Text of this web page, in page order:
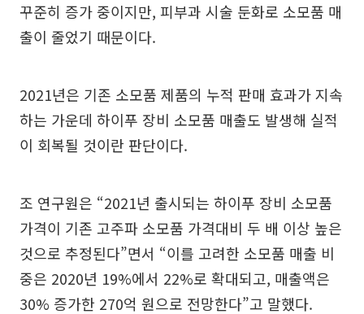
꾸준히 증가 중이지만, 피부과 시술 둔화로 소모품 매
출이 줄었기 때문이다.
2021년은 기존 소모품 제품의 누적 판매 효과가 지속
하는 가운데 하이푸 장비 소모품 매출도 발생해 실적
이 회복될 것이란 판단이다.
조 연구원은 “2021년 출시되는 하이푸 장비 소모품
가격이 기존 고주파 소모품 가격대비 두 배 이상 높은
것으로 추정된다”면서 “이를 고려한 소모품 매출 비
중은 2020년 19%에서 22%로 확대되고, 매출액은
30% 증가한 270억 원으로 전망한다”고 말했다.